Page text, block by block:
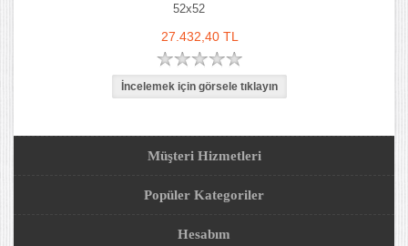
52x52
27.432,40 TL
Müşteri Hizmetleri
Popüler Kategoriler
Hesabım